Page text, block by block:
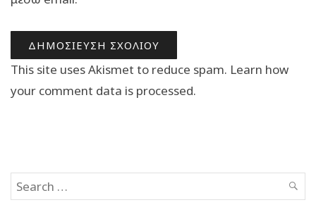
This site uses Akismet to reduce spam. Learn how
your comment data is processed.
Search
for: